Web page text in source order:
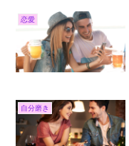
恋愛
自分磨き